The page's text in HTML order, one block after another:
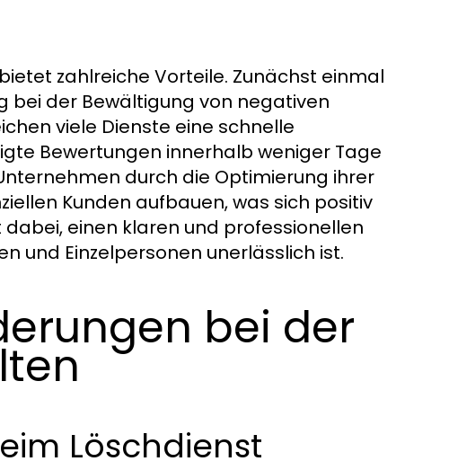
zahlreiche Vorteile. Zunächst einmal
bei der Bewältigung von negativen
viele Dienste eine schnelle
Bewertungen innerhalb weniger Tage
durch die Optimierung ihrer
Kunden aufbauen, was sich positiv
dabei, einen klaren und professionellen
und Einzelpersonen unerlässlich ist.
bei der
Löschdienst